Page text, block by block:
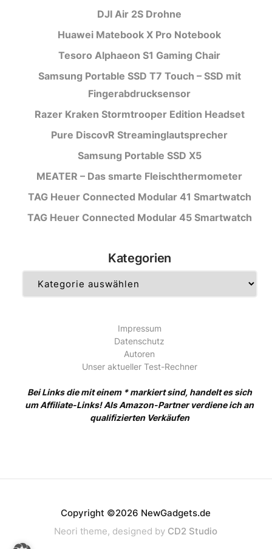
DJI Air 2S Drohne
Huawei Matebook X Pro Notebook
Tesoro Alphaeon S1 Gaming Chair
Samsung Portable SSD T7 Touch – SSD mit
Fingerabdrucksensor
Razer Kraken Stormtrooper Edition Headset
Pure DiscovR Streaminglautsprecher
Samsung Portable SSD X5
MEATER – Das smarte Fleischthermometer
TAG Heuer Connected Modular 41 Smartwatch
TAG Heuer Connected Modular 45 Smartwatch
Kategorien
Impressum
Datenschutz
Autoren
Unser aktueller Test-Rechner
Bei Links die mit einem * markiert sind, handelt es sich
um Affiliate-Links! Als Amazon-Partner verdiene ich an
qualifizierten Verkäufen
Copyright ©2026 NewGadgets.de
Neori theme, designed by CD2 Studio